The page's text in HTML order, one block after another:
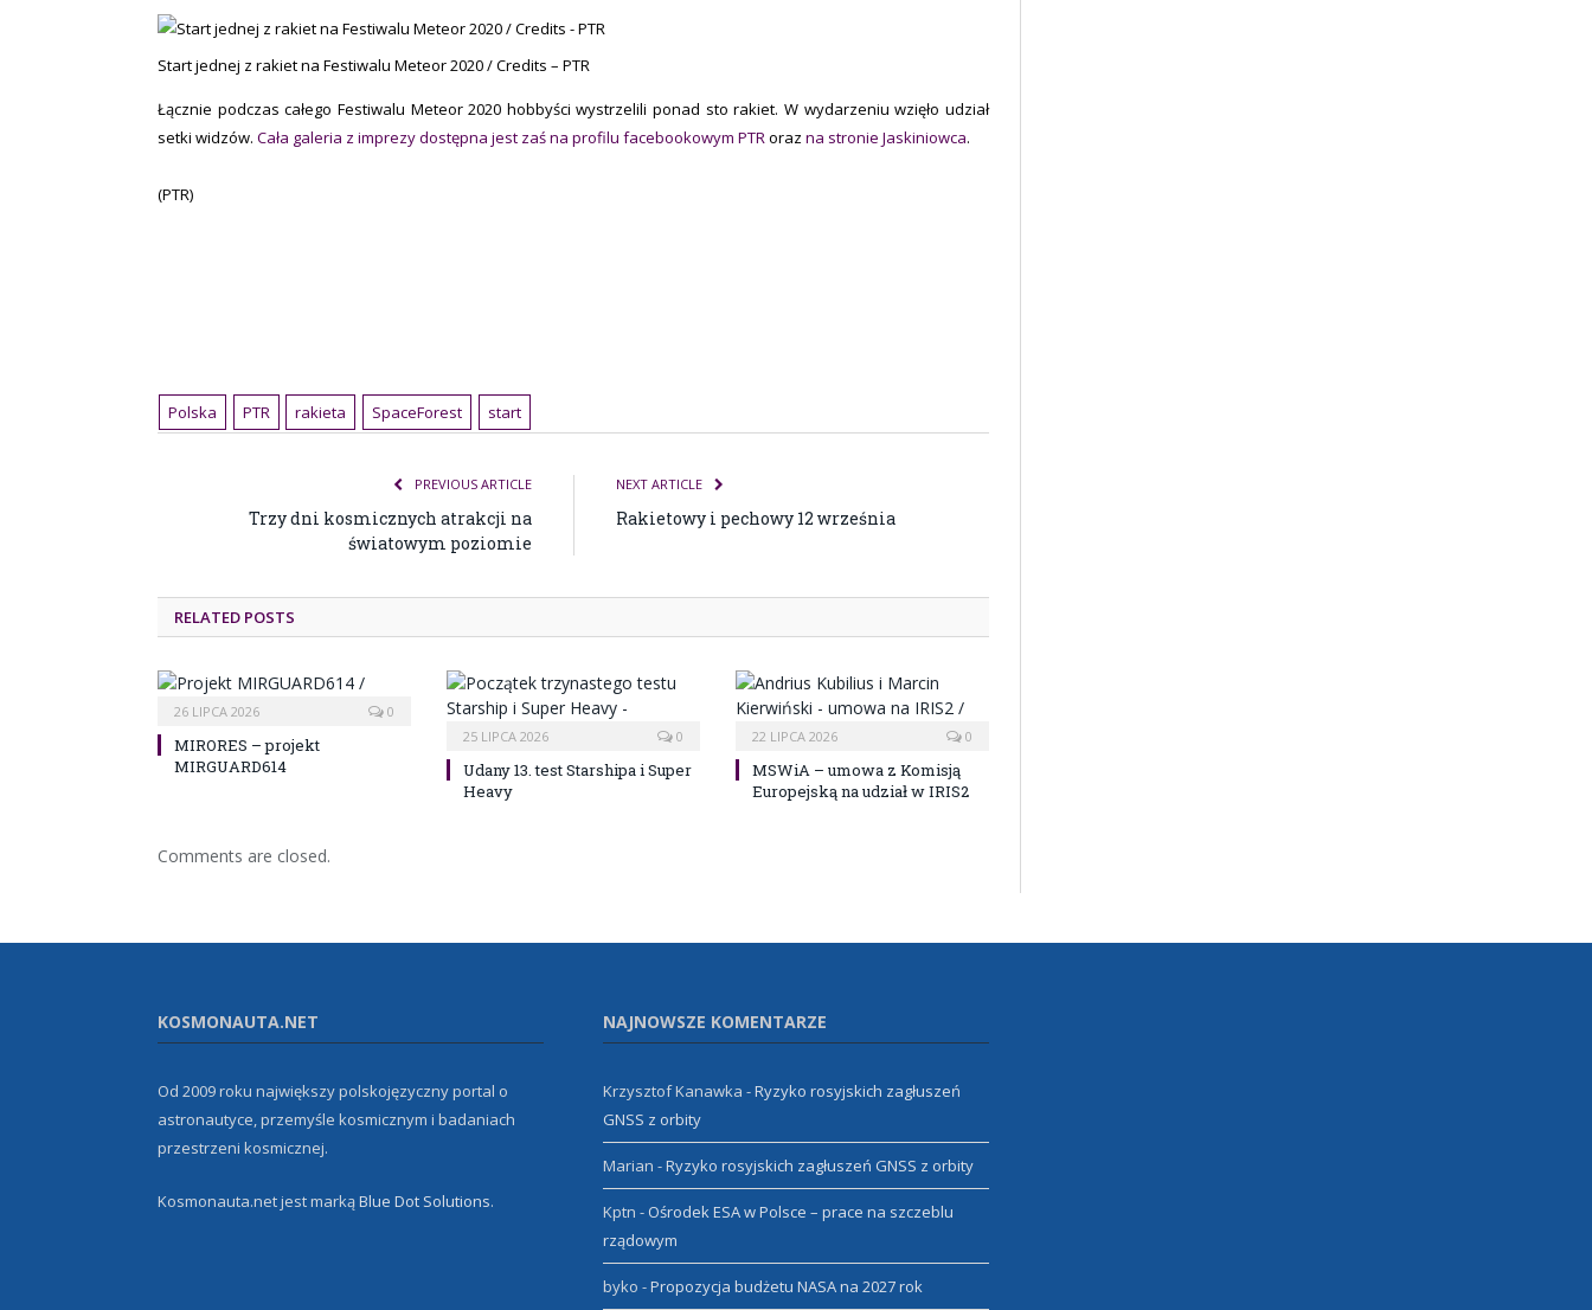
Start jednej z rakiet na Festiwalu Meteor 2020 / Credits – PTR
Łącznie podczas całego Festiwalu Meteor 2020 hobbyści wystrzelili ponad sto rakiet. W wydarzeniu wzięło udział
setki widzów. Cała galeria z imprezy dostępna jest zaś na profilu facebookowym PTR oraz na stronie Jaskiniowca.
(PTR)
Polska PTR rakieta SpaceForest start
PREVIOUS ARTICLE
Trzy dni kosmicznych atrakcji na
światowym poziomie
NEXT ARTICLE
Rakietowy i pechowy 12 września
RELATED POSTS
26 LIPCA 2026 0
MIRORES – projekt
MIRGUARD614
25 LIPCA 2026 0
Udany 13. test Starshipa i Super
Heavy
22 LIPCA 2026 0
MSWiA – umowa z Komisją
Europejską na udział w IRIS2
Comments are closed.
KOSMONAUTA.NET
Od 2009 roku największy polskojęzyczny portal o
astronautyce, przemyśle kosmicznym i badaniach
przestrzeni kosmicznej.
Kosmonauta.net jest markąBlue Dot Solutions.
NAJNOWSZE KOMENTARZE
Krzysztof Kanawka -Ryzyko rosyjskich zagłuszeń
GNSS z orbity
Marian -Ryzyko rosyjskich zagłuszeń GNSS z orbity
Kptn - Ośrodek ESA w Polsce – prace na szczeblu
rządowym
byko -Propozycja budżetu NASA na 2027 rok